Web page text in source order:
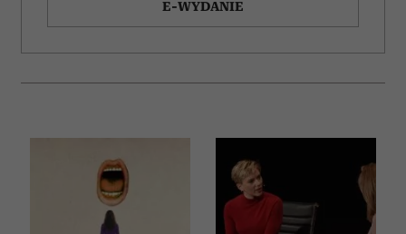
E-WYDANIE